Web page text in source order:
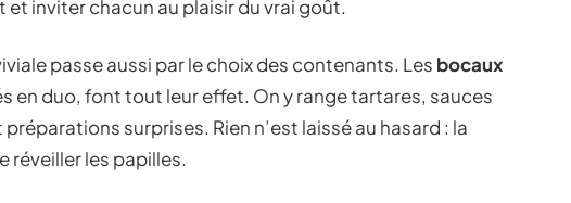
inviter chacun au plaisir du vrai goût.
passe aussi par le choix des contenants. Les bocaux
en duo, font tout leur effet. On y range tartares, sauces
surprises. Rien n’est laissé au hasard : la
réveiller les papilles.